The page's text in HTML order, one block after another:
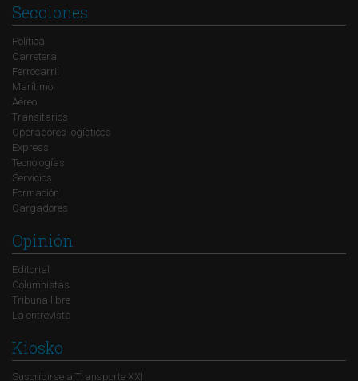
Secciones
Política
Carretera
Ferrocarril
Marítimo
Aéreo
Transitarios
Operadores logísticos
Express
Tecnologías
Servicios
Formación
Cargadores
Opinión
Editorial
Columnistas
Tribuna libre
La entrevista
Kiosko
Suscribirse a Transporte XXI